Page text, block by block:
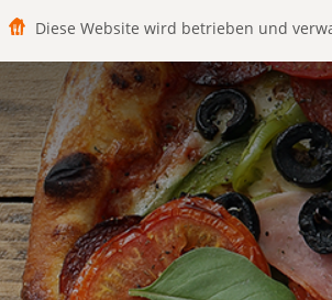
Diese Website wird betrieben und